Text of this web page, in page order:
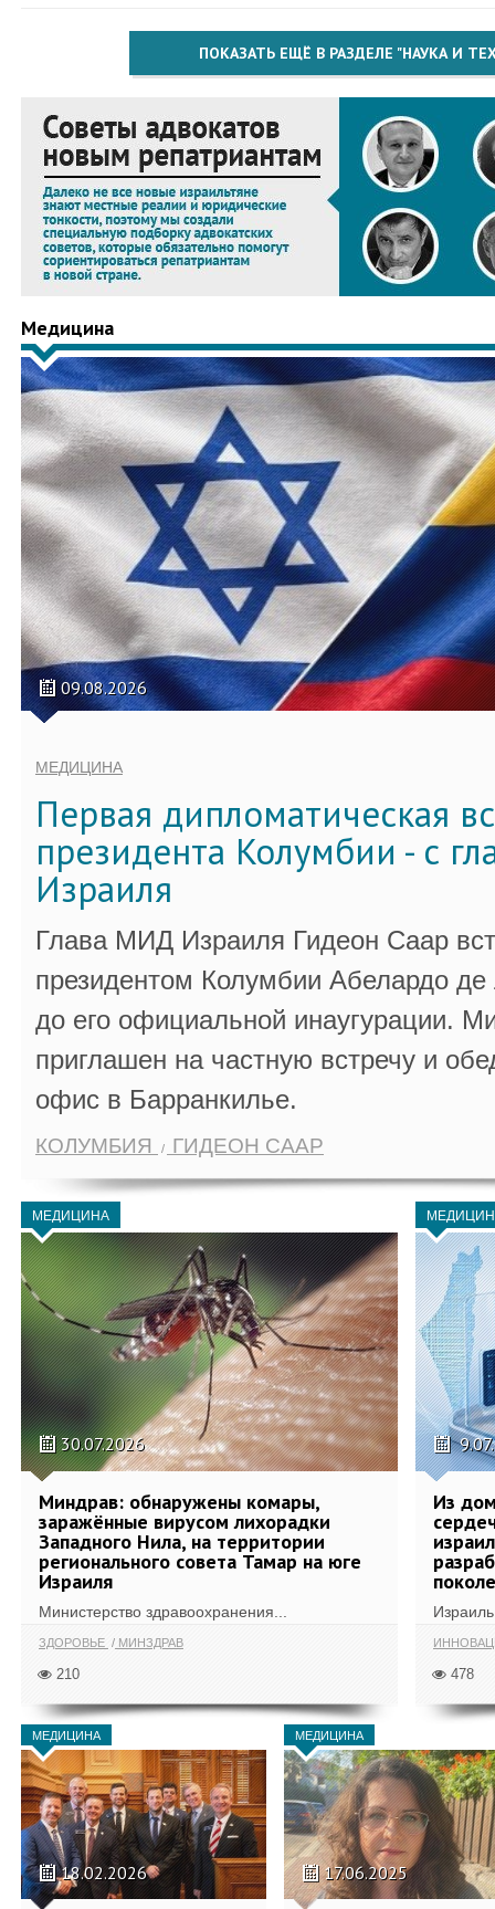
ПОКАЗАТЬ ЕЩЁ В РАЗДЕЛЕ "НАУКА И
Медицина
09.08.2026
МЕДИЦИНА
Первая дипломатическая
президента Колумбии - с
Израиля
Глава МИД Израиля Гидеон Саар
президентом Колумбии Абелардо
до его официальной инаугурации.
приглашен на частную встречу и
офис в Барранкилье.
КОЛУМБИЯ ГИДЕОН СААР
МЕДИЦИНА
30.07.2026
Миндрав: обнаружены комары,
заражённые вирусом лихорадки
Западного Нила, на территории
регионального совета Тамар на юге
Израиля
Министерство здравоохранения...
ЗДОРОВЬЕ МИНЗДРАВ
210
Из
Израиль
478
МЕДИЦИНА
18.02.2026
МЕДИЦИНА
17.06.2025